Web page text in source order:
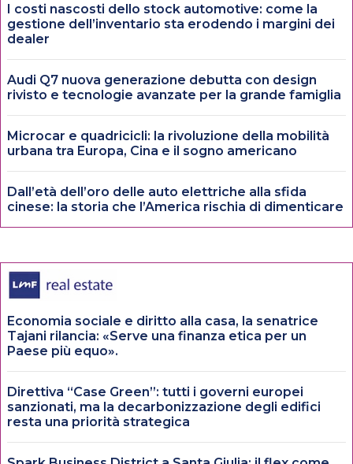
I costi nascosti dello stock automotive: come la
gestione dell’inventario sta erodendo i margini dei
dealer
Audi Q7 nuova generazione debutta con design
rivisto e tecnologie avanzate per la grande famiglia
Microcar e quadricicli: la rivoluzione della mobilità
urbana tra Europa, Cina e il sogno americano
Dall’età dell’oro delle auto elettriche alla sfida
cinese: la storia che l’America rischia di dimenticare
Economia sociale e diritto alla casa, la senatrice
Tajani rilancia: «Serve una finanza etica per un
Paese più equo».
Direttiva “Case Green”: tutti i governi europei
sanzionati, ma la decarbonizzazione degli edifici
resta una priorità strategica